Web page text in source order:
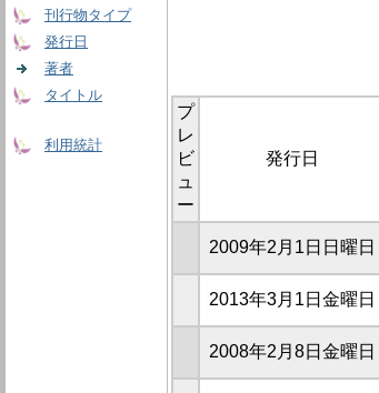
刊行物タイプ
発行日
著者
タイトル
利用統計
プ
レ
ビ
ュ
ー
発行日
2009年2月1日日曜日
2013年3月1日金曜日
2008年2月8日金曜日